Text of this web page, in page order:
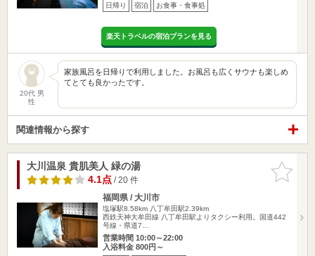
日帰り 宿泊 お食事・食事処
楽天トラベルの宿泊プランを見る
20代 男
性
家族風呂を日帰りで利用しました。お風呂も広くサウナも楽しめ
てとても良かったです。
関連情報から探す
お気に入
りに追加
大川温泉 貴肌美人 緑の湯
4.1点/ 20 件
福岡県 / 大川市
塩塚駅8.58km 八丁牟田駅2.39km
西鉄天神大牟田線 八丁牟田駅よりタクシー利用。国道442
号線・県道7…
営業時間 10:00～22:00
入浴料金 800円～